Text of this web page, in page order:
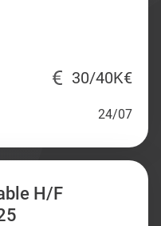
30/40K€
24/07
H/F